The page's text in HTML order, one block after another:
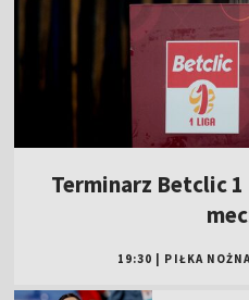
Terminarz Betclic
19:30 PIŁKA